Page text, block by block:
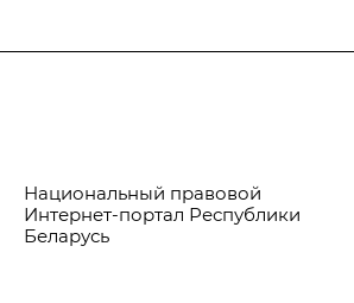
Национальный правовой
Интернет-портал Республики
Беларусь